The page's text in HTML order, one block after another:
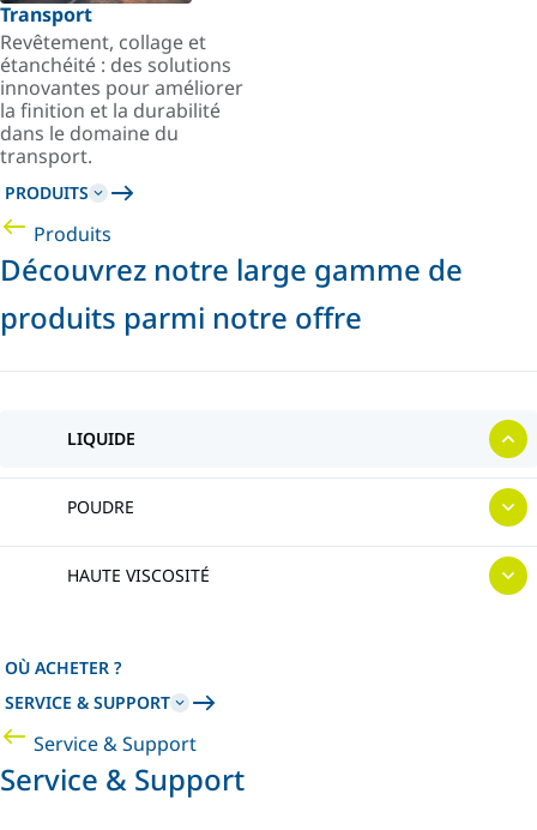
Transport
Revêtement, collage et
étanchéité : des solutions
innovantes pour améliorer
la finition et la durabilité
dans le domaine du
transport.
PRODUITS
Produits
Découvrez notre large gamme de
produits parmi notre offre
LIQUIDE
POUDRE
HAUTE VISCOSITÉ
OÙ ACHETER ?
SERVICE & SUPPORT
Service & Support
Service & Support